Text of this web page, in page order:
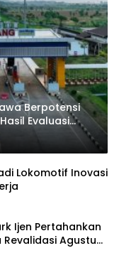
Berpotensi
Evaluasi
Lokomotif Inovasi
Ijen Pertahankan
Revalidasi Agustus